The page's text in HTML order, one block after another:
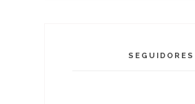
SEGUIDORES